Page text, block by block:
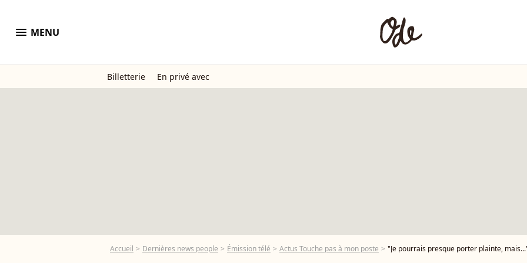
menu MENU
Billetterie En privé avec
Accueil Dernières news people Émission télé Actus Touche pas à mon poste "Je pourrais presque porter plainte, mais..." : Danielle Moreau